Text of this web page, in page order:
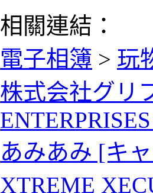
相關連結：
電子相簿 > 玩
株式会社グリ
あみあみ [キ
XTREME